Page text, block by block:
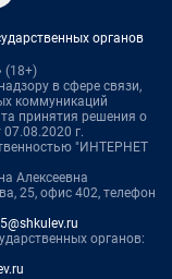
органов
(18+)
в сфере связи,
коммуникаций
принятия решения о
г.
"ИНТЕРНЕТ
Алексеевна
25, офис 402, телефон
органов: